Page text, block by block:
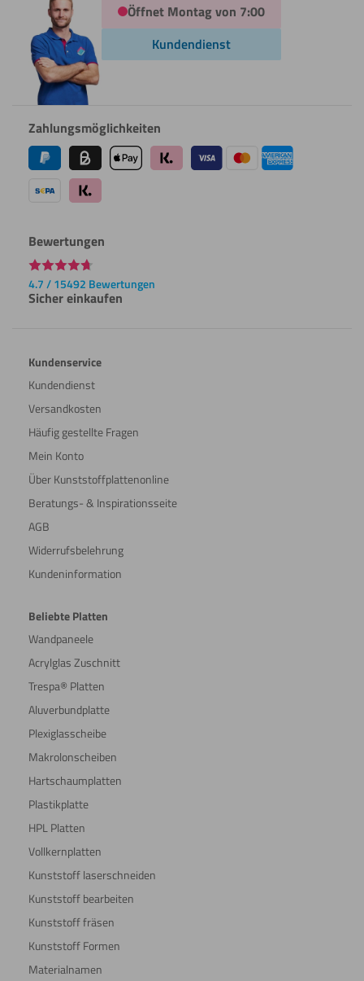
Öffnet Montag von 7:00
Kundendienst
Zahlungsmöglichkeiten
Bewertungen
4.7 / 15492 Bewertungen
Sicher einkaufen
Kundenservice
Kundendienst
Versandkosten
Häufig gestellte Fragen
Mein Konto
Über Kunststoffplattenonline
Beratungs- & Inspirationsseite
AGB
Widerrufsbelehrung
Kundeninformation
Beliebte Platten
Wandpaneele
Acrylglas Zuschnitt
Trespa® Platten
Aluverbundplatte
Plexiglasscheibe
Makrolonscheiben
Hartschaumplatten
Plastikplatte
HPL Platten
Vollkernplatten
Kunststoff laserschneiden
Kunststoff bearbeiten
Kunststoff fräsen
Kunststoff Formen
Materialnamen